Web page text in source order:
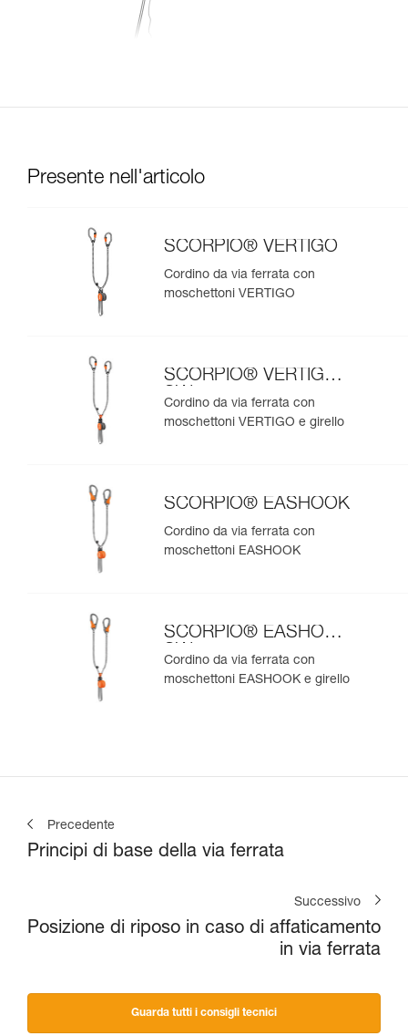
Presente nell'articolo
SCORPIO® VERTIGO
Cordino da via ferrata con
moschettoni VERTIGO
SCORPIO® VERTIGO
SW
Cordino da via ferrata con
moschettoni VERTIGO e girello
SCORPIO® EASHOOK
Cordino da via ferrata con
moschettoni EASHOOK
SCORPIO® EASHOOK
SW
Cordino da via ferrata con
moschettoni EASHOOK e girello
Precedente
Principi di base della via ferrata
Successivo
Posizione di riposo in caso di affaticamento
in via ferrata
Guarda tutti i consigli tecnici